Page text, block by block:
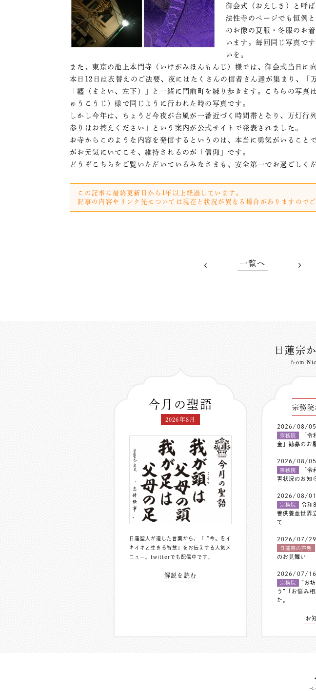
御会式（おえしき）と呼ば
法性寺のページでも恒例
のお像の夏服・冬服のお
います。毎回同じ写真で
いを。
また、東京の池上本門寺（いけがみほんもんじ）様では、御会式当日に
本日12日は衣替えのご法要、夜にはたくさんの信者さん達が集まり、「
「纏（まとい、左下）」と一緒に門前町を練り歩きます。こちらの写真
ゅうこうじ）様で同じように行われた時の写真です。
しかし今年は、ちょうど今夜が台風が一番近づく時間帯となり、万灯行
参りはお控えください」という案内が公式サイトで発表されました。
お寺からこのような内容を発信するというのは、本当に勇気がいること
がお元気にいてこそ、維持されるのが「信仰」です。
どうぞこちらをご覧いただいているみなさまも、安全第一でお過ごしくだ
この記事は最終更新日から1年以上経過しています。
記事の内容やリンク先については現在と状況が異なる場合がありますのでご
一覧へ
日蓮宗
from
今月の聖語
2026年8月
日蓮聖人が遺した言葉から、「〝今〟をイ
キイキと生きる智慧」をお伝えする人気メ
ニュー。 twitterでも配信中 です。
解説を読む
宗務院
2026/08/05
宗務院
「
金」勧募のお
2026/08/05
宗務院
「
害状況のお知
2026/08/01
宗務院
令和
善供養並世界
て
2026/07/29
日蓮宗の声明
のお見舞い
2026/07/16
宗務院
”お
う”「お悩み
た。
お
ペ